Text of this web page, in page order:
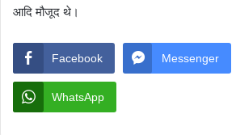
आदि मौजूद थे।
Facebook Messenger
WhatsApp